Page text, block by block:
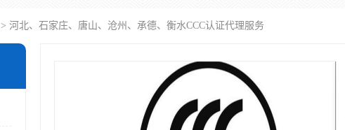
> 河北、石家庄、唐山、沧州、承德、衡水CCC认证代理服务